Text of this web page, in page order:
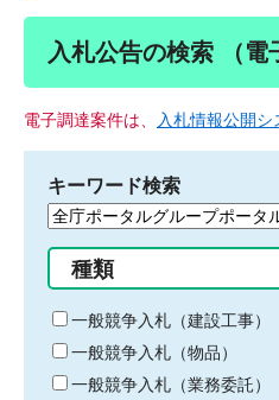
入札公告の検索 （電
電子調達案件は、 入札情報公開シ
キーワード検索
検
る
キ
ー
ワ
ー
種類
一般競争入札（建設工事）
一般競争入札（物品）
一般競争入札（業務委託）